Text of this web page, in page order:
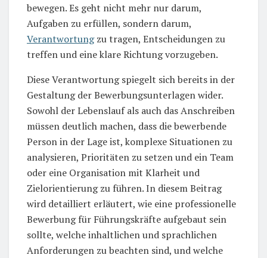
bewegen. Es geht nicht mehr nur darum,
Aufgaben zu erfüllen, sondern darum,
Verantwortungzu tragen, Entscheidungen zu
treffen und eine klare Richtung vorzugeben.
Diese Verantwortung spiegelt sich bereits in der
Gestaltung der Bewerbungsunterlagen wider.
Sowohl der Lebenslauf als auch das Anschreiben
müssen deutlich machen, dass die bewerbende
Person in der Lage ist, komplexe Situationen zu
analysieren, Prioritäten zu setzen und ein Team
oder eine Organisation mit Klarheit und
Zielorientierung zu führen. In diesem Beitrag
wird detailliert erläutert, wie eine professionelle
Bewerbung für Führungskräfte aufgebaut sein
sollte, welche inhaltlichen und sprachlichen
Anforderungen zu beachten sind, und welche